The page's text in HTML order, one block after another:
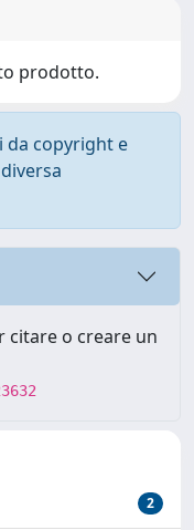
prodotto.
da copyright e
citare o creare un
2